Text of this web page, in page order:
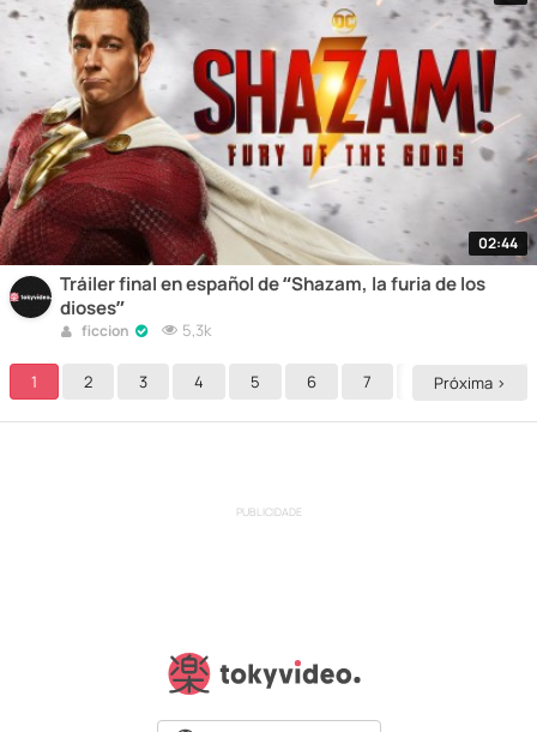
02:44
Tráiler final en español de “Shazam, la furia de los
dioses”
ficcion 5,3k
1 2 3 4 5 6 7 9
Próxima >
PUBLICIDADE